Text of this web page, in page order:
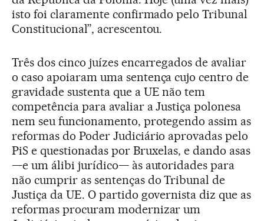
isto foi claramente confirmado pelo Tribunal
Constitucional”, acrescentou.
Três dos cinco juízes encarregados de avaliar
o caso apoiaram uma sentença cujo centro de
gravidade sustenta que a UE não tem
competência para avaliar a Justiça polonesa
nem seu funcionamento, protegendo assim as
reformas do Poder Judiciário aprovadas pelo
PiS e questionadas por Bruxelas, e dando asas
—e um álibi jurídico— às autoridades para
não cumprir as sentenças do Tribunal de
Justiça da UE. O partido governista diz que as
reformas procuram modernizar um